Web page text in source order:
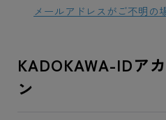
メールアドレスがご不明の
KADOKAWA-IDア
ン